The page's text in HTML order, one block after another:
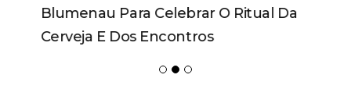
Blumenau Para Celebrar O Ritual Da
Cerveja E Dos Encontros